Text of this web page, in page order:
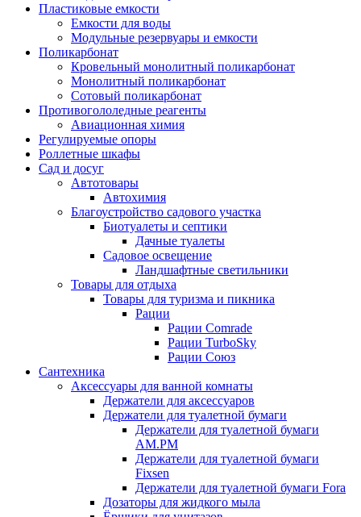
Пластиковые емкости
Емкости для воды
Модульные резервуары и емкости
Поликарбонат
Кровельный монолитный поликарбонат
Монолитный поликарбонат
Сотовый поликарбонат
Противогололедные реагенты
Авиационная химия
Регулируемые опоры
Роллетные шкафы
Сад и досуг
Автотовары
Автохимия
Благоустройство садового участка
Биотуалеты и септики
Дачные туалеты
Садовое освещение
Ландшафтные светильники
Товары для отдыха
Товары для туризма и пикника
Рации
Рации Comrade
Рации TurboSky
Рации Союз
Сантехника
Аксессуары для ванной комнаты
Держатели для аксессуаров
Держатели для туалетной бумаги
Держатели для туалетной бумаги
AM.PM
Держатели для туалетной бумаги
Fixsen
Держатели для туалетной бумаги Fora
Дозаторы для жидкого мыла